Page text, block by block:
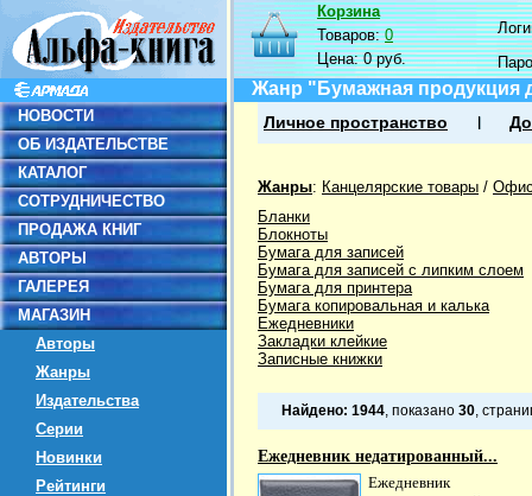
НОВОСТИ
ОБ ИЗДАТЕЛЬСТВЕ
КАТАЛОГ
СОТРУДНИЧЕСТВО
ПРОДАЖА КНИГ
АВТОРЫ
ГАЛЕРЕЯ
МАГАЗИН
Авторы
Жанры
Издательства
Серии
Новинки
Рейтинги
Корзина
Товаров:0
Цена:0 руб.
Жанр "Бумажная продукция
Личное пространство
Жанры: Канцелярские товары /
Бланки
Блокноты
Бумага для записей
Бумага для записей с липким слоем
Бумага для принтера
Бумага копировальная и калька
Ежедневники
Закладки клейкие
Записные книжки
Найдено: 1944, показано 30,
Ежедневник недатированный...
Ежедневник